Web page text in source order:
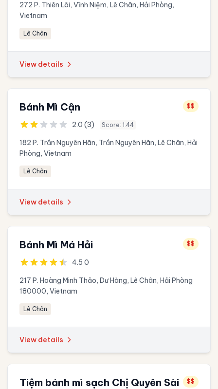
272 P. Thiên Lôi, Vĩnh Niệm, Lê Chân, Hải Phòng,
Vietnam
Lê Chân
View details
Bánh Mì Cận $$
2.0 (3) Score: 1.44
182 P. Trần Nguyên Hãn, Trần Nguyên Hãn, Lê Chân, Hải
Phòng, Vietnam
Lê Chân
View details
Bánh Mì Má Hải $$
4.5 0
217 P. Hoàng Minh Thảo, Dư Hàng, Lê Chân, Hải Phòng
180000, Vietnam
Lê Chân
View details
Tiệm bánh mì sạch Chị Quyên Sài
$$